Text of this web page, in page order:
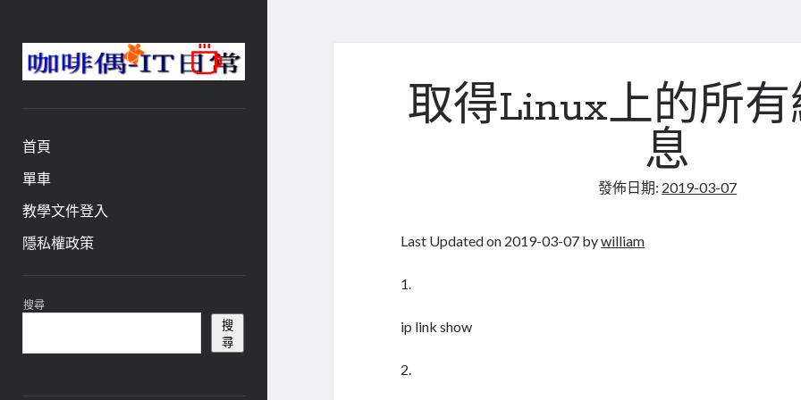
咖
啡
與
IT
日
常
首頁
單車
教學文件登入
隱私權政策
資
訊
欄
搜尋
搜
尋
取得Linux上的所
息
發佈日期: 2019-03-07
Last Updated on 2019-03-07 bywilliam
1.
ip link show
2.